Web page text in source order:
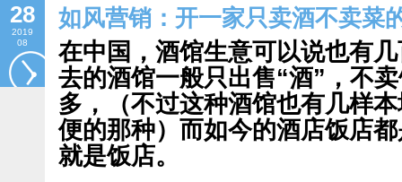
28
2019
08
如风营销：开一家只卖酒不卖菜
在中国，酒馆生意可以说也有
去的酒馆一般只出售“酒”，不
多，（不过这种酒馆也有几样
便的那种）而如今的酒店饭店
就是饭店。